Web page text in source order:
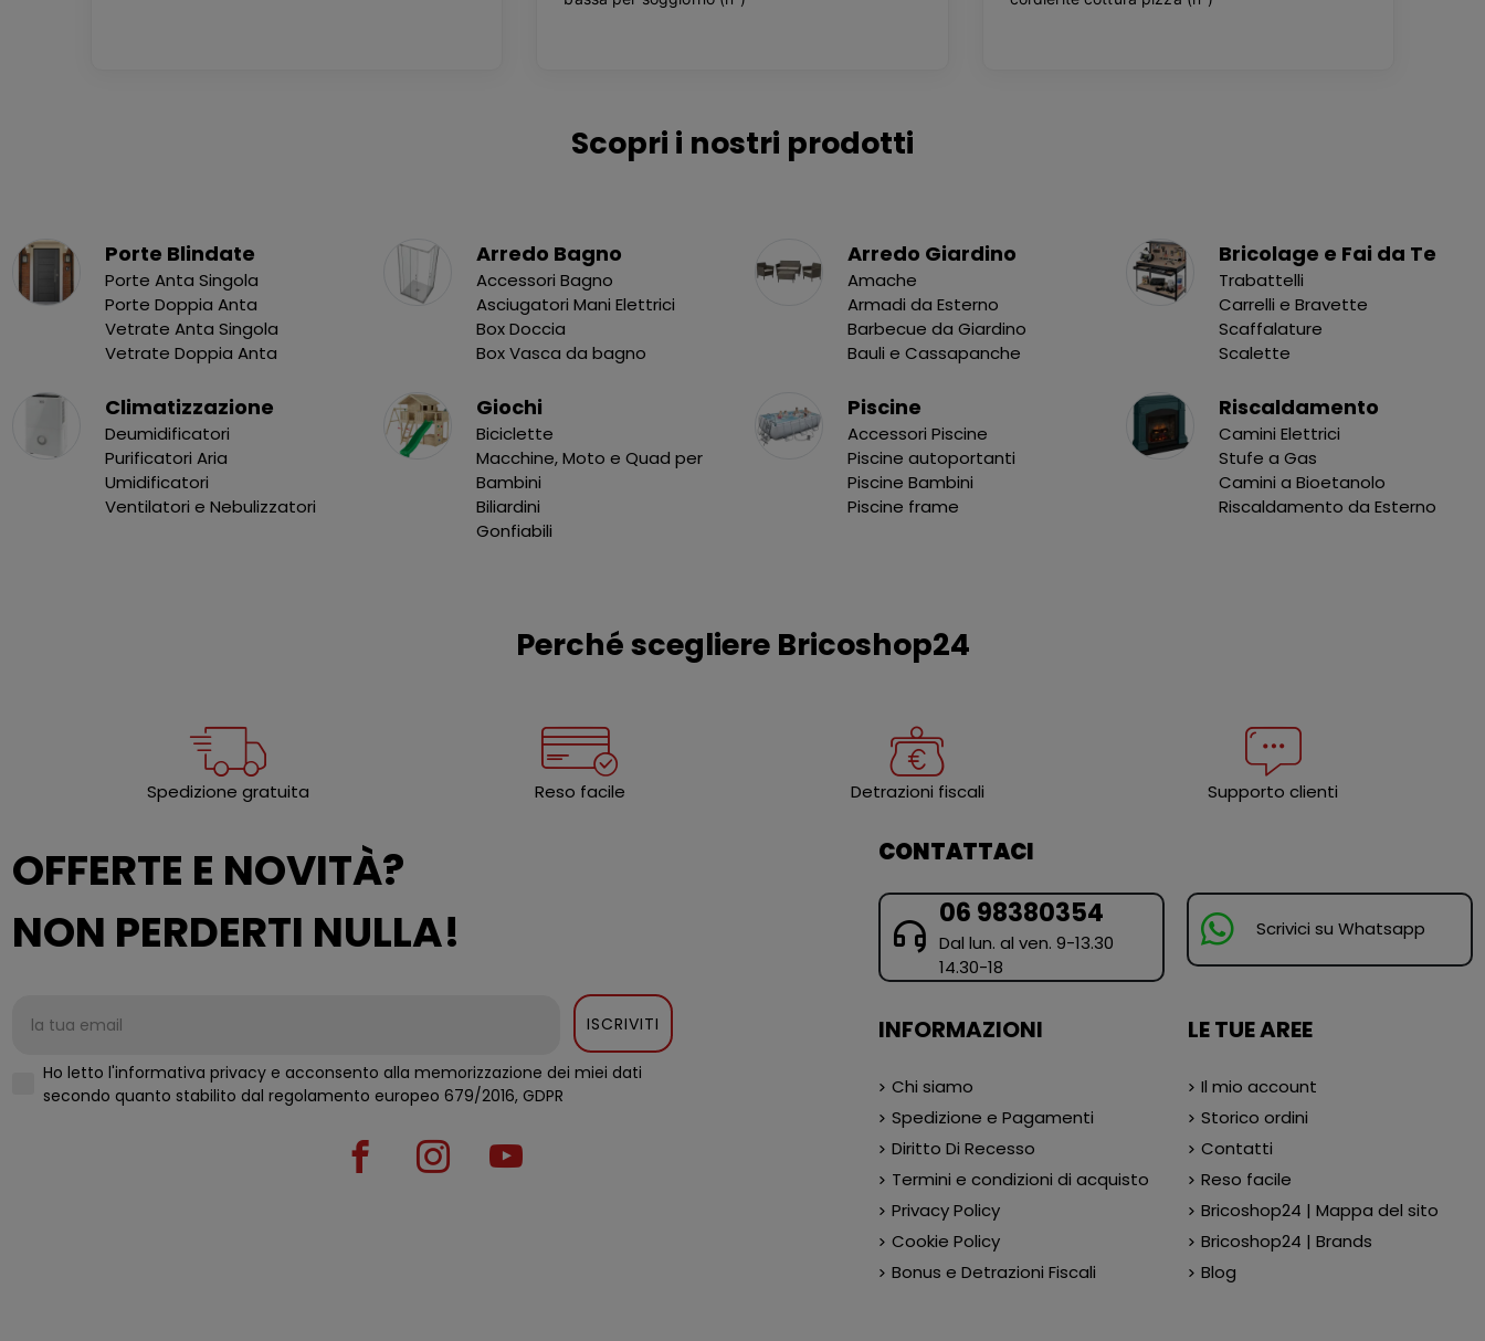
Scopri i nostri prodotti
Porte Blindate
Porte Anta Singola
Porte Doppia Anta
Vetrate Anta Singola
Vetrate Doppia Anta
Arredo Bagno
Accessori Bagno
Asciugatori Mani Elettrici
Box Doccia
Box Vasca da bagno
Arredo Giardino
Amache
Armadi da Esterno
Barbecue da Giardino
Bauli e Cassapanche
Bricolage e Fai da Te
Trabattelli
Carrelli e Bravette
Scaffalature
Scalette
Climatizzazione
Deumidificatori
Purificatori Aria
Umidificatori
Ventilatori e Nebulizzatori
Giochi
Biciclette
Macchine, Moto e Quad per
Bambini
Biliardini
Gonfiabili
Piscine
Accessori Piscine
Piscine autoportanti
Piscine Bambini
Piscine frame
Riscaldamento
Camini Elettrici
Stufe a Gas
Camini a Bioetanolo
Riscaldamento da Esterno
Perché scegliere Bricoshop24
Spedizione gratuita Reso facile Detrazioni fiscali Supporto clienti
OFFERTE E NOVITÀ?
NON PERDERTI NULLA!
ISCRIVITI
Ho letto l'informativa privacy e acconsento alla memorizzazione dei miei dati
secondo quanto stabilito dal regolamento europeo 679/2016, GDPR
CONTATTACI
06 98380354
Dal lun. al ven. 9-13.30
14.30-18
Scrivici su Whatsapp
INFORMAZIONI
Chi siamo
Spedizione e Pagamenti
Diritto Di Recesso
Termini e condizioni di acquisto
Privacy Policy
Cookie Policy
Bonus e Detrazioni Fiscali
LE TUE AREE
Il mio account
Storico ordini
Contatti
Reso facile
Bricoshop24 | Mappa del sito
Bricoshop24 | Brands
Blog